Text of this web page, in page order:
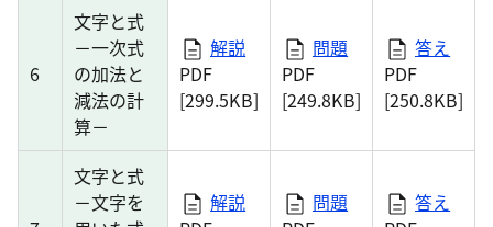
6
文字と式
－一次式
の加法と
減法の計
算－
解説
PDF
[299.5KB]
問題
PDF
[249.8KB]
答え
PDF
[250.8KB]
文字と式
－文字を
解説
問題
答え